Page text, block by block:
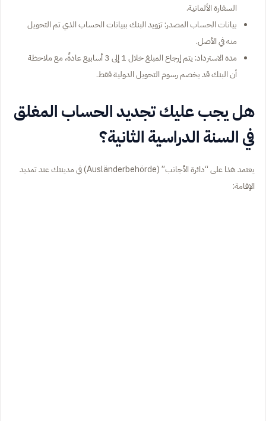
السفارة الألمانية.
بيانات الحساب المصدر: تزويد البنك ببيانات الحساب الذي تم التحويل
منه في الأصل.
مدة الاسترداد: يتم إرجاع المبلغ خلال 1 إلى 3 أسابيع عادةً، مع ملاحظة
أن البنك قد يخصم رسوم التحويل الدولية فقط.
هل يجب عليك تجديد الحساب المغلق
في السنة الدراسية الثانية؟
يعتمد هذا على “دائرة الأجانب” (Ausländerbehörde) في مدينتك عند تمديد
الإقامة: